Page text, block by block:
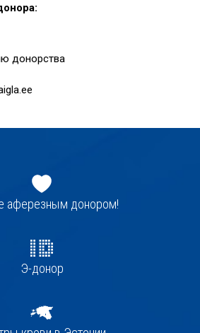
донорства
аферезным донором!
Э-донор